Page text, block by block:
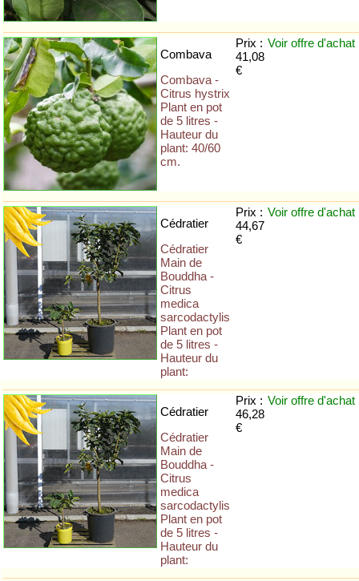
Combava
Combava -
Citrus hystrix
Plant en pot
de 5 litres -
Hauteur du
plant: 40/60
cm.
Prix :
41,08
€
Voir offre d'achat
Cédratier
Cédratier
Main de
Bouddha -
Citrus
medica
sarcodactylis
Plant en pot
de 5 litres -
Hauteur du
plant:
Prix :
44,67
€
Voir offre d'achat
Cédratier
Cédratier
Main de
Bouddha -
Citrus
medica
sarcodactylis
Plant en pot
de 5 litres -
Hauteur du
plant:
Prix :
46,28
€
Voir offre d'achat